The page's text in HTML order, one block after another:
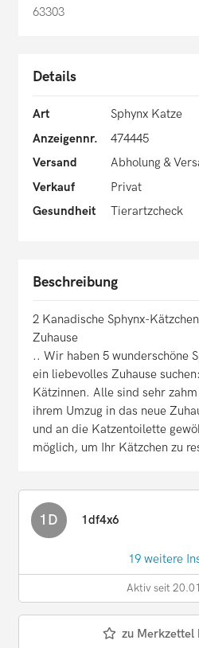
63303
Details
Art
Sphynx Katze
Anzeigennr.
474445
Versand
Abholung &
Verkauf
Privat
Gesundheit
Tierartzcheck
Beschreibung
2 Kanadische Sphynx-
Zuhause
.. Wir haben 5 wunderschöne
ein liebevolles Zuhause
Kätzinnen. Alle sind sehr
ihrem Umzug in das neue
und an die Katzentoilette
möglich, um Ihr Kätzchen zu
1D 1df4x6
19 weitere
Aktiv seit
zu Merkzettel